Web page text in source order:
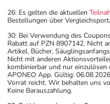
26: Es gelten die aktuellen
Bestellungen über
30: Bei Verwendung des
Rabatt auf PZN 8907142. Nicht
Artikel, Bücher,
Nicht mit anderen
kombinierbar und nur
APONEO App. Gültig:
Vorrat reicht. Wir behalten uns
Keine Barauszahlung.